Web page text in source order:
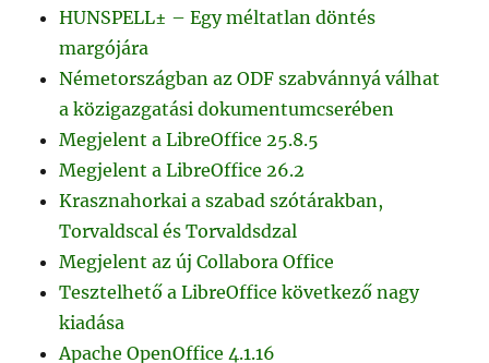
HUNSPELL± – Egy méltatlan döntés
margójára
Németországban az ODF szabvánnyá válhat
a közigazgatási dokumentumcserében
Megjelent a LibreOffice 25.8.5
Megjelent a LibreOffice 26.2
Krasznahorkai a szabad szótárakban,
Torvaldscal és Torvaldsdzal
Megjelent az új Collabora Office
Tesztelhető a LibreOffice következő nagy
kiadása
Apache OpenOffice 4.1.16